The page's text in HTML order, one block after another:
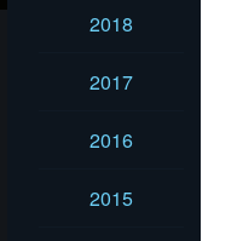
2018
2017
2016
2015